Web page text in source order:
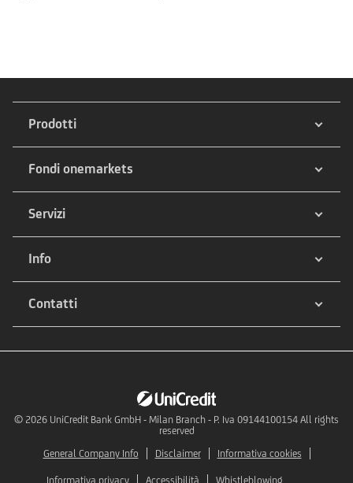
Prodotti
Fondi onemarkets
Servizi
Info
Contatti
© 2026 UniCredit Bank GmbH - Milan Branch - P. Iva 09144100154 All rights
reserved
General Company Info
Disclaimer Informativa cookies
Informativa privacy Accessibilità Whistleblowing